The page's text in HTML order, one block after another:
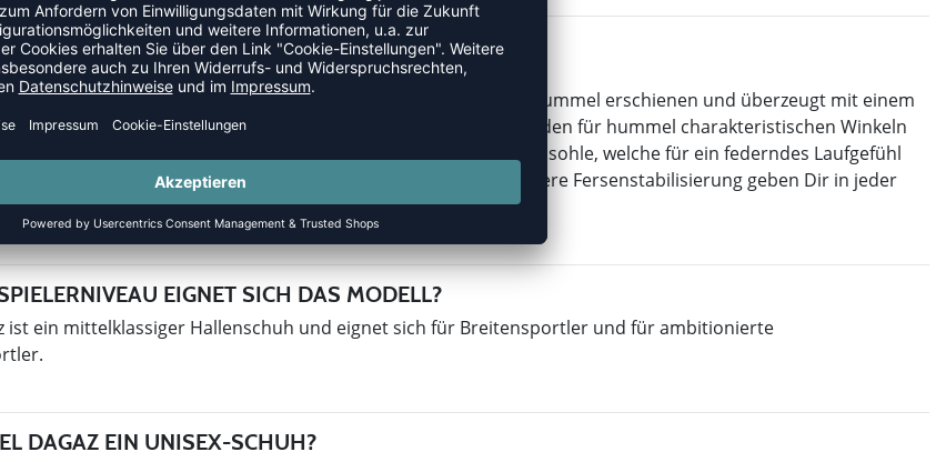
INFOS ZUM HUMMEL DAGAZ
ist 2021 erstmals als Teil der neuen Indoorschuh-Range von hummel erschienen und überzeugt mit einem
Das Strickobermaterial ist atmungsaktiv und mit den für hummel charakteristischen Winkeln
Hervorzuheben ist die leistungsstarke hummel® Reach-Zwischensohle, welche für ein federndes Laufgefühl
ideal abfedert. Längere Seitenteile am Vorfuß und eine innere Fersenstabilisierung geben Dir in jeder
Halt am Hallenboden.
EIGNET SICH DAS MODELL?
ist ein mittelklassiger Hallenschuh und eignet sich für Breitensportler und für ambitionierte
DAGAZ EIN UNISEX-SCHUH?